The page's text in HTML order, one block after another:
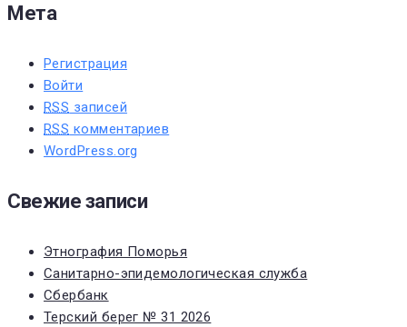
Мета
Регистрация
Войти
RSS записей
RSS комментариев
WordPress.org
Свежие записи
Этнография Поморья
Санитарно-эпидемологическая служба
Сбербанк
Терский берег № 31 2026